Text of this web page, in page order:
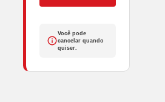
Você pode
cancelar quando
quiser.